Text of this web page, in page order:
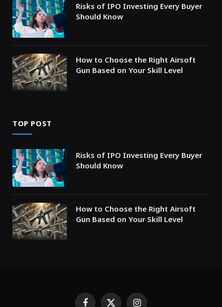
Risks of IPO Investing Every Buyer
Should Know
How to Choose the Right Airsoft
Gun Based on Your Skill Level
TOP POST
Risks of IPO Investing Every Buyer
Should Know
How to Choose the Right Airsoft
Gun Based on Your Skill Level